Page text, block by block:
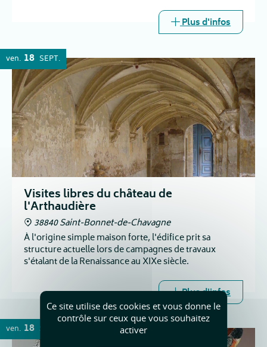
Plus d'infos
ven. 18 SEPT.
Visites libres du château de
l'Arthaudière
38840 Saint-Bonnet-de-Chavagne
À l'origine simple maison forte, l'édifice prit sa
structure actuelle lors de campagnes de travaux
s'étalant de la Renaissance au XIXe siècle.
Plus d'infos
ven. 18 SEPT.
Ce site utilise des cookies et vous donne le
contrôle sur ceux que vous souhaitez
activer